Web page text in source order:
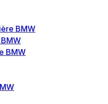
BMW
BMW